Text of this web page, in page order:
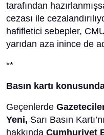
tarafından
cezası ile
hafifletici sebepler,
yarıdan aza inince de
**
Basın kartı konusunda
Geçenlerde
Yeni, Sarı Basın
hakkında Cumhuriyet